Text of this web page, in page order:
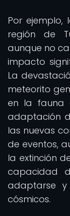
Por
región de
aunque no
impacto
La
meteorito
en la fauna
adaptación
las nuevas
de eventos,
la extinción
capacidad
adaptarse y
cósmicos.